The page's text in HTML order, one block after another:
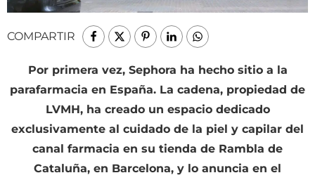
COMPARTIR
Por primera vez, Sephora ha hecho sitio a la
parafarmacia en España. La cadena, propiedad de
LVMH, ha creado un espacio dedicado
exclusivamente al cuidado de la piel y capilar del
canal farmacia en su tienda de Rambla de
Cataluña, en Barcelona, y lo anuncia en el